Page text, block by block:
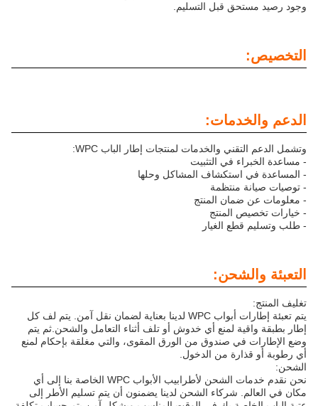
وجود رصيد مستحق قبل التسليم.
التخصيص:
الدعم والخدمات:
وتشمل الدعم التقني والخدمات لمنتجات إطار الباب WPC:
- مساعدة الخبراء في التثبيت
- المساعدة في استكشاف المشاكل وحلها
- توصيات صيانة منتظمة
- معلومات عن ضمان المنتج
- خيارات تخصيص المنتج
- طلب وتسليم قطع الغيار
التعبئة والشحن:
تغليف المنتج:
يتم تعبئة إطارات أبواب WPC لدينا بعناية لضمان نقل آمن. يتم لف كل
إطار بطبقة واقية لمنع أي خدوش أو تلف أثناء التعامل والشحن.ثم يتم
وضع الإطارات في صندوق من الورق المقوى، والتي مغلقة بإحكام لمنع
أي رطوبة أو قذارة من الدخول.
الشحن:
نحن نقدم خدمات الشحن لأطرابيب الأبواب WPC الخاصة بنا إلى أي
مكان في العالم. شركاء الشحن لدينا يضمنون أن يتم تسليم الأطر إلى